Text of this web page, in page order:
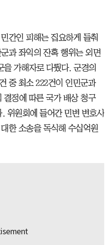
간인 피해는 집요하게 들춰
과 좌익의 잔혹 행위는 외면
가해자로 다뤘다. 군경의
중 최소 222건이 인민군과
정에 따른 국가 배상 청구
위원회에 들어간 민변 변호사
한 소송을 독식해 수십억원